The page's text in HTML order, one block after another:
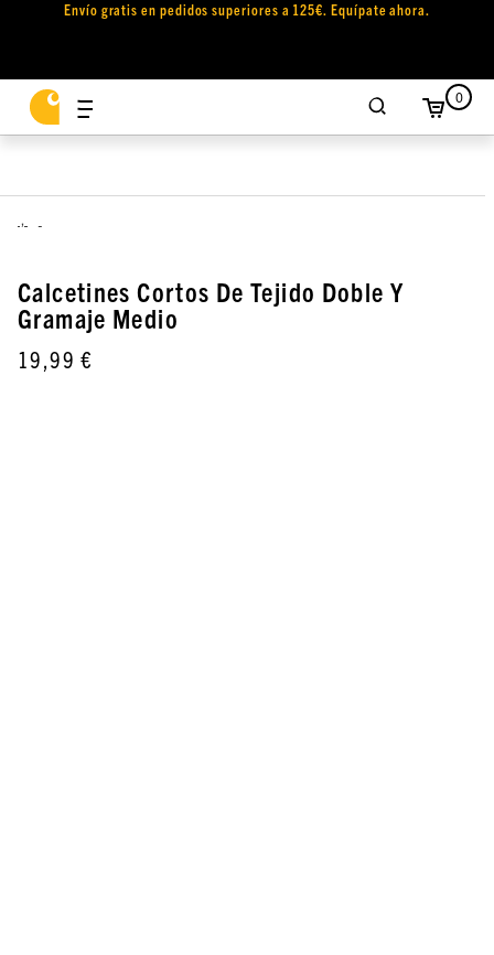
Envío gratis en pedidos superiores a 125€. Equípate ahora.
0
,
Calcetines Cortos De Tejido Doble Y
Gramaje Medio
19,99 €